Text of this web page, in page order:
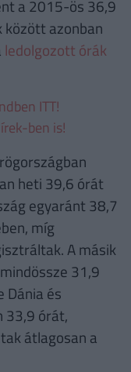
a 2015-ös 36,9
között azonban
ledolgozott órák
ITT!
ben is!
heti 39,6 órát
egyaránt 38,7
míg
A másik
31,9
Dánia és
33,9 órát,
átlagosan a